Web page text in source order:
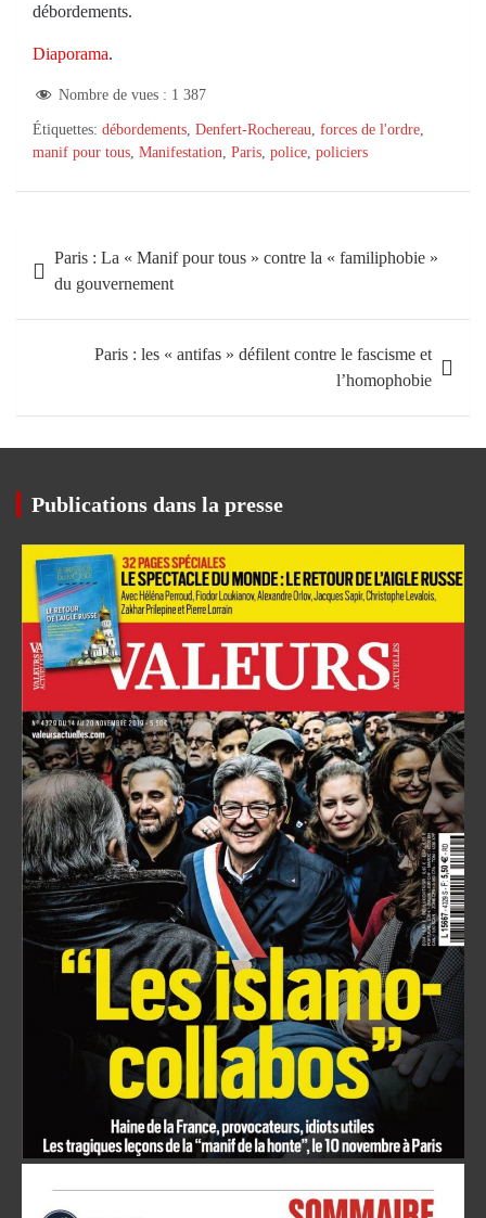
débordements.
Diaporama.
Nombre de vues : 1 387
Étiquettes: débordements Denfert-Rochereau forces de l'ordre
manif pour tous Manifestation Paris police policiers
Navigation
de
l’article
Paris : La « Manif pour tous » contre la « familiphobie »
du gouvernement
Paris : les « antifas » défilent contre le fascisme et
l’homophobie
Publications dans la presse